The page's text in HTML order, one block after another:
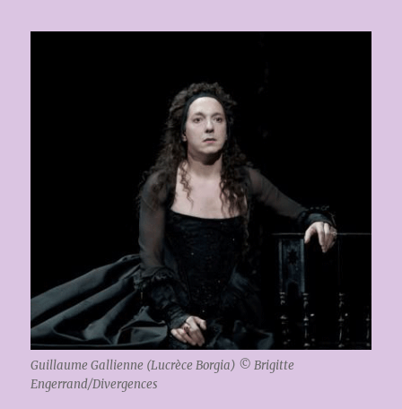
Guillaume Gallienne (Lucrèce Borgia) © Brigitte
Engerrand/Divergences